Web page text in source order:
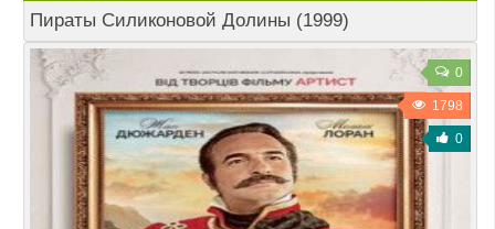
Пираты Силиконовой Долины (1999)
0
1798
0